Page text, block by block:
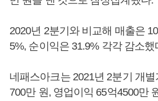
2020년 2분기와 비교해 매출은
5%, 순이익은 31.9% 각각 감소했
네패스아크는 2021년 2분기 개
700만 원, 영업이익 65억4500만